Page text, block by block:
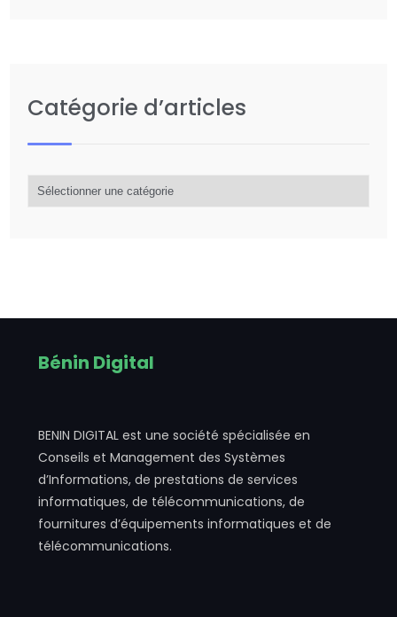
Catégorie d’articles
d’articles
Bénin Digital
BENIN DIGITAL est une société spécialisée en
Conseils et Management des Systèmes
d’Informations, de prestations de services
informatiques, de télécommunications, de
fournitures d’équipements informatiques et de
télécommunications.